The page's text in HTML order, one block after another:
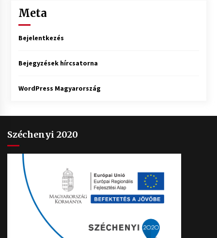
Meta
Bejelentkezés
Bejegyzések hírcsatorna
WordPress Magyarország
Széchenyi 2020